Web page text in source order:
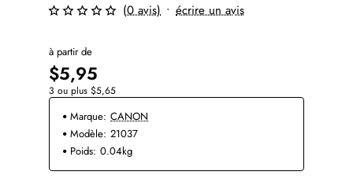
⭐️ Top Brand
(0 avis) • écrire un avis
à partir de
$5,95
3 ou plus $5,65
Marque: CANON
Modèle: 21037
Poids: 0.04kg